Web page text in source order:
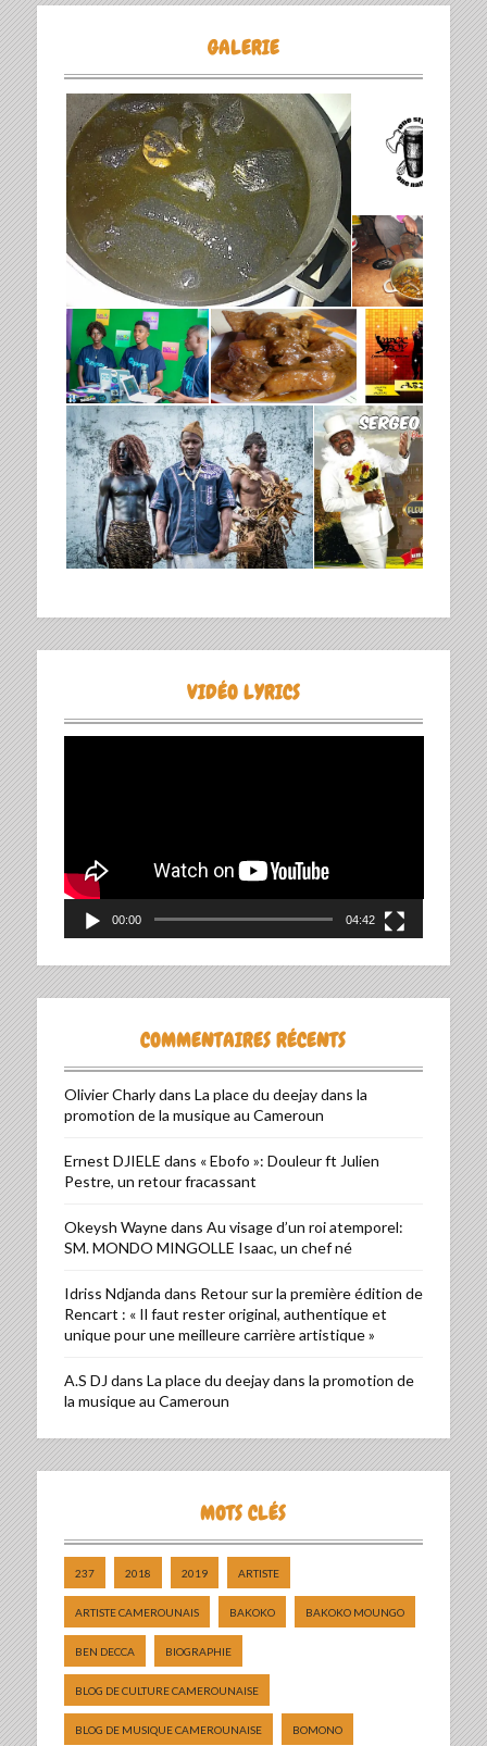
GALERIE
VIDÉO LYRICS
00:00 04:42
COMMENTAIRES RÉCENTS
Olivier Charlydans La place du deejay dans la
promotion de la musique au Cameroun
Ernest DJIELE dans « Ebofo »: Douleur ft Julien
Pestre, un retour fracassant
Okeysh Waynedans Au visage d’un roi atemporel:
SM. MONDO MINGOLLE Isaac, un chef né
Idriss Ndjanda dans Retour sur la première édition de
Rencart : « Il faut rester original, authentique et
unique pour une meilleure carrière artistique »
A.S DJ dans La place du deejay dans la promotion de
la musique au Cameroun
MOTS CLÉS
237 2018 2019 ARTISTE
ARTISTE CAMEROUNAIS BAKOKO BAKOKO MOUNGO
BEN DECCA BIOGRAPHIE
BLOG DE CULTURE CAMEROUNAISE
BLOG DE MUSIQUE CAMEROUNAISE BOMONO